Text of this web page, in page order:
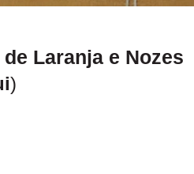
Laranja e Nozes
)